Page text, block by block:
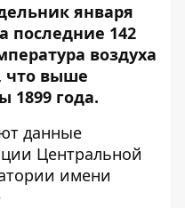
января
последние 142
воздуха
что выше
1899 года.
данные
Центральной
имени